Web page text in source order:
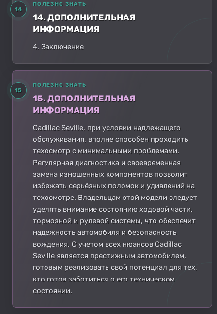
14
ПОЛЕЗНО ЗНАТЬ
14. ДОПОЛНИТЕЛЬНАЯ
ИНФОРМАЦИЯ
4. Заключение
15
ПОЛЕЗНО ЗНАТЬ
15. ДОПОЛНИТЕЛЬНАЯ
ИНФОРМАЦИЯ
Cadillac Seville, при условии надлежащего
обслуживания, вполне способен проходить
техосмотр с минимальными проблемами.
Регулярная диагностика и своевременная
замена изношенных компонентов позволит
избежать серьёзных поломок и удивлений на
техосмотре. Владельцам этой модели следует
уделять внимание состоянию ходовой части,
тормозной и рулевой системы, что обеспечит
надежность автомобиля и безопасность
вождения. С учетом всех нюансов Cadillac
Seville является престижным автомобилем,
готовым реализовать свой потенциал для тех,
кто готов заботиться о его техническом
состоянии.